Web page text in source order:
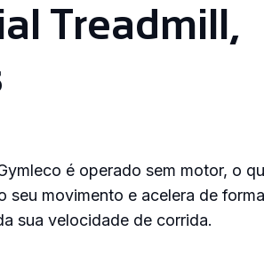
Treadmill,
é operado sem motor, o
seu movimento e acelera de forma
sua velocidade de corrida.